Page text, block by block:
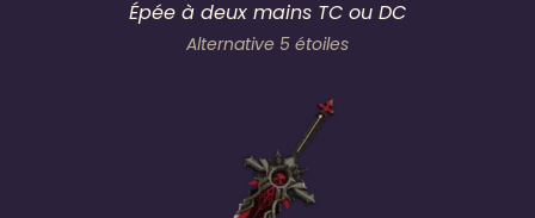
Épée à deux mains TC ou DC
Alternative 5 étoiles